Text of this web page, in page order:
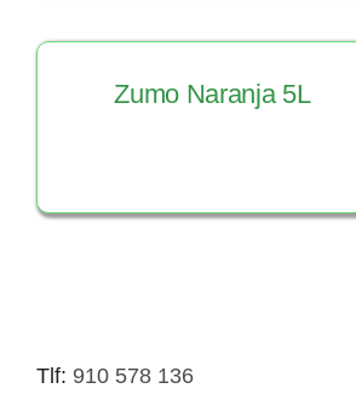
Zumo Naranja 5L
Tlf: 910 578 136